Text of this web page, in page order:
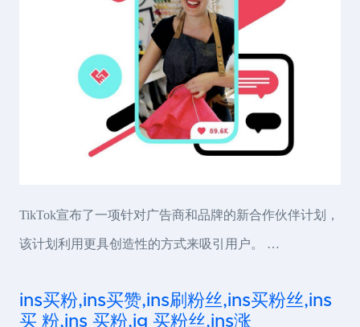
TikTok宣布了一项针对广告商和品牌的新合作伙伴计划，
该计划利用更具创造性的方式来吸引用户。 …
ins买粉,ins买赞,ins刷粉丝,ins买粉丝,ins
买 粉,ins 买粉,ig 买粉丝,ins涨